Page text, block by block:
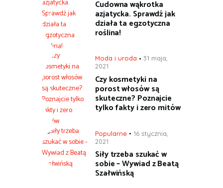
Cudowna wąkrotka
azjatycka. Sprawdź jak
działa ta egzotyczna
roślina!
Moda i uroda
31 maja,
2021
Czy kosmetyki na
porost włosów są
skuteczne? Poznajcie
tylko fakty i zero mitów
Popularne
16 stycznia,
2021
Siły trzeba szukać w
sobie – Wywiad z Beatą
Szałwińską